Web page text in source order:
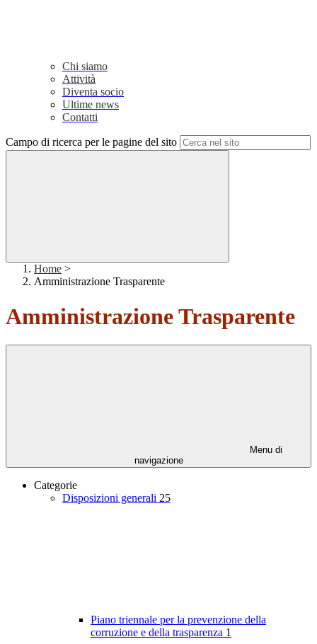
Chi siamo
Attività
Diventa socio
Ultime news
Contatti
Campo di ricerca per le pagine del sito
Home >
Amministrazione Trasparente
Amministrazione Trasparente
Menu di
navigazione
Categorie
Disposizioni generali 25
Piano triennale per la prevenzione della
corruzione e della trasparenza 1